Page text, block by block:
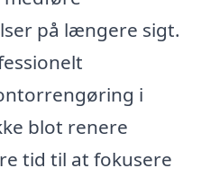
på længere sigt.
i
blot renere
tid til at fokusere